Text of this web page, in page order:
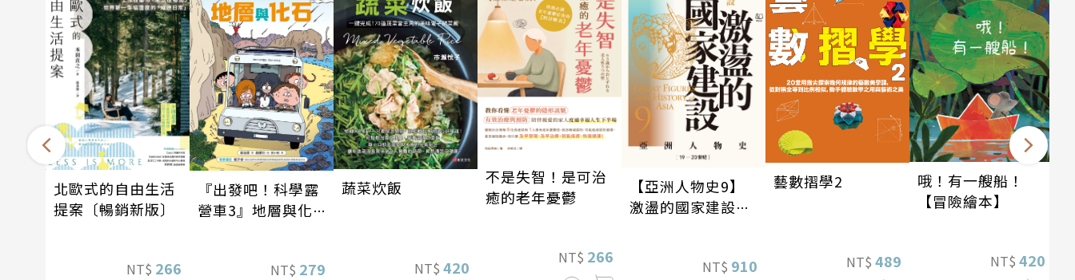
北歐式的自由生活
提案〔暢銷新版〕
NT$ 266
『出發吧！科學露
營車3』地層與化
NT$ 279
蔬菜炊飯
NT$ 420
不是失智！是可治
癒的老年憂鬱
NT$ 266
【亞洲人物史9】
激盪的國家建設
NT$ 910
藝數摺學2
NT$ 489
哦！有一艘船！
【冒險繪本】
NT$ 420